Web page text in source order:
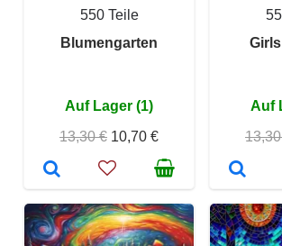
550 Teile
Blumengarten
Auf Lager (1)
13,30 € 10,70 €
Auf